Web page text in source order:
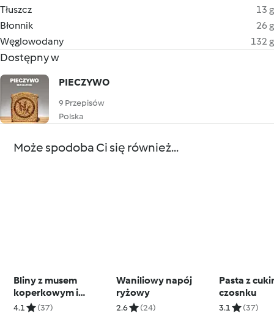
Tłuszcz
13 g
Błonnik
26 g
Węglowodany
132 g
Dostępny w
PIECZYWO
9 Przepisów
Polska
Może spodoba Ci się również...
Bliny z musem
koperkowym i
łososiem
4.1 (37)
Waniliowy napój
ryżowy
2.6 (24)
Pasta z
czosnku
3.1 (37)